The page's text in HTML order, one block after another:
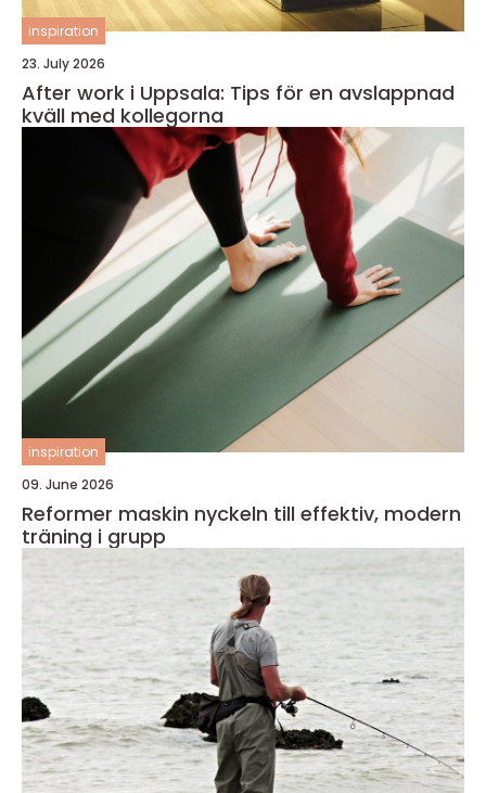
inspiration
23. July 2026
After work i Uppsala: Tips för en avslappnad
kväll med kollegorna
inspiration
09. June 2026
Reformer maskin nyckeln till effektiv, modern
träning i grupp